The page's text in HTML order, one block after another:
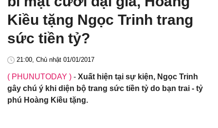
Kiều tặng Ngọc Trinh trang
sức tiền tỷ?
21:00, Chủ nhật 01/01/2017
( PHUNUTODAY ) - Xuất hiện tại sự kiện, Ngọc Trinh
gây chú ý khi diện bộ trang sức tiền tỷ do bạn trai - tỷ
phú Hoàng Kiều tặng.